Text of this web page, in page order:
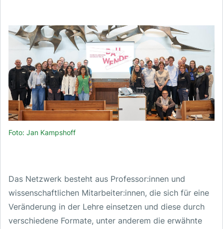
Foto: Jan Kampshoff
Das Netzwerk besteht aus Professor:innen und
wissenschaftlichen Mitarbeiter:innen, die sich für eine
Veränderung in der Lehre einsetzen und diese durch
verschiedene Formate, unter anderem die erwähnte